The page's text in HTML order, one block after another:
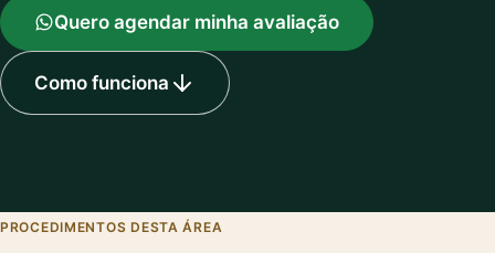
Quero agendar minha avaliação
Como funciona
PROCEDIMENTOS DESTA ÁREA